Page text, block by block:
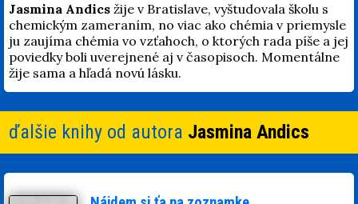
Jasmina Andicsžije v Bratislave, vyštudovala školu s
chemickým zameraním, no viac ako chémia v priemysle
ju zaujíma chémia vo vzťahoch, o ktorých rada píše a jej
poviedky boli uverejnené aj v časopisoch. Momentálne
žije sama a hľadá novú lásku.
ďalšie knihy od autora Jasmina Andics